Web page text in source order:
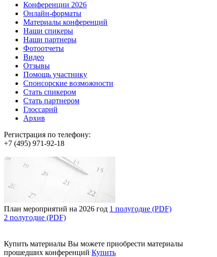
Конференции 2026
Онлайн-форматы
Материалы конференций
Наши спикеры
Наши партнеры
Фотоотчеты
Видео
Отзывы
Помощь участнику
Спонсорские возможности
Стать спикером
Стать партнером
Глоссарий
Архив
Регистрация по телефону:
+7 (495) 971-92-18
План мероприятий на 2026 год 1 полугодие (PDF)
2 полугодие (PDF)
Купить материалы Вы можете приобрести материалы
прошедших конференций Купить